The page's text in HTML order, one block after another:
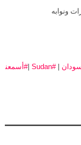
ونوابه
|
#Sudan
|#أسمعن